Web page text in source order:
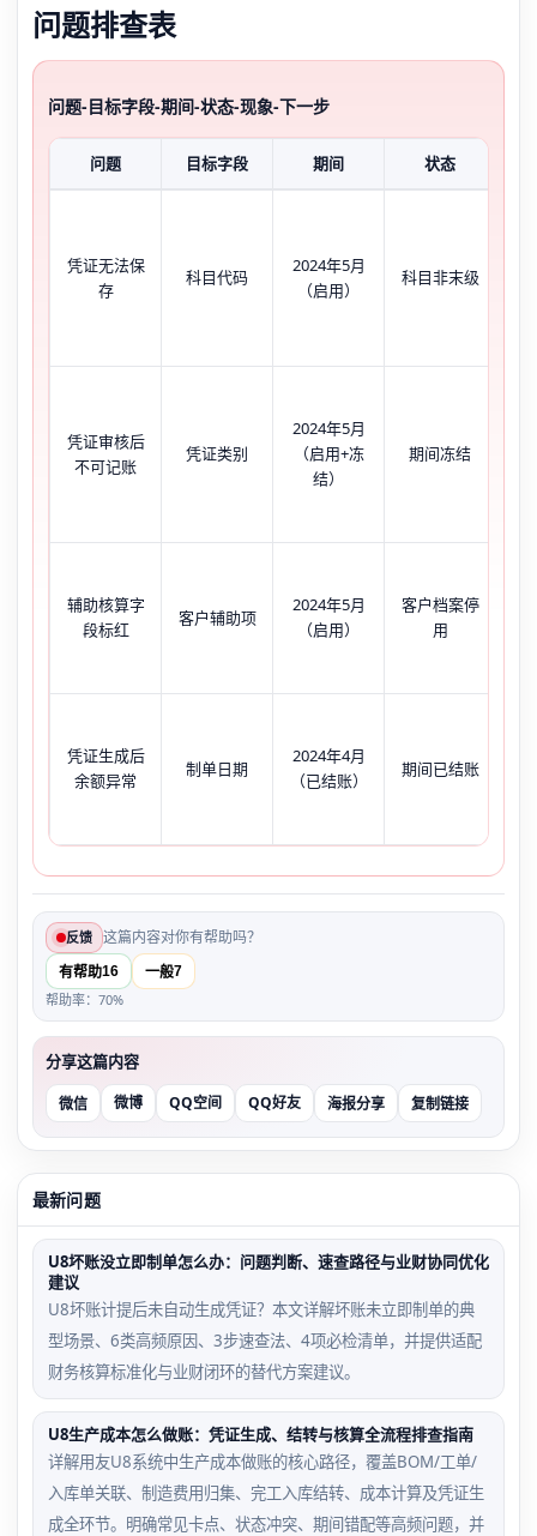
问题排查表
问题-目标字段-期间-状态-现象-下一步
问题 目标字段 期间 状态
凭证无法保
存
科目代码
2024年5月
（启用）
科目非末级
凭证审核后
不可记账
凭证类别
2024年5月
（启用+冻
结）
期间冻结
辅助核算字
段标红
客户辅助项
2024年5月
（启用）
客户档案停
用
凭证生成后
余额异常
制单日期
2024年4月
（已结账）
期间已结账
反馈 这篇内容对你有帮助吗？
有帮助16 一般7
帮助率：70%
分享这篇内容
微信 微博 QQ空间 QQ好友 海报分享 复制链接
最新问题
U8坏账没立即制单怎么办：问题判断、速查路径与业财协同优化
建议
U8坏账计提后未自动生成凭证？本文详解坏账未立即制单的典
型场景、6类高频原因、3步速查法、4项必检清单，并提供适配
财务核算标准化与业财闭环的替代方案建议。
U8生产成本怎么做账：凭证生成、结转与核算全流程排查指南
详解用友U8系统中生产成本做账的核心路径，覆盖BOM/工单/
入库单关联、制造费用归集、完工入库结转、成本计算及凭证生
成全环节。明确常见卡点、状态冲突、期间错配等高频问题，并